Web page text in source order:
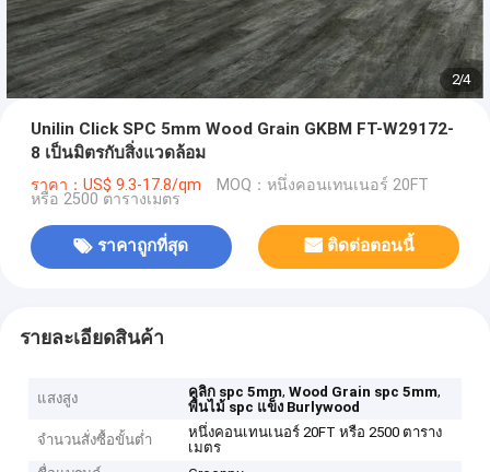
2/4
Unilin Click SPC 5mm Wood Grain GKBM FT-W29172-
8 เป็นมิตรกับสิ่งแวดล้อม
ราคา：US$ 9.3-17.8/qm MOQ：หนึ่งคอนเทนเนอร์ 20FT
หรือ 2500 ตารางเมตร
ราคาถูกที่สุด ติดต่อตอนนี้
รายละเอียดสินค้า
แสงสูง คลิก spc 5mm,Wood Grain spc 5mm,
พื้นไม้ spc แข็ง Burlywood
จำนวนสั่งซื้อขั้นต่ำ
หนึ่งคอนเทนเนอร์ 20FT หรือ 2500 ตาราง
เมตร